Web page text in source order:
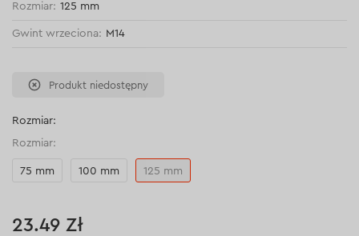
Rozmiar: 125 mm
Gwint wrzeciona: М14
Produkt niedostępny
Rozmiar:
Rozmiar:
75 mm 100 mm 125 mm
23.49 Zł